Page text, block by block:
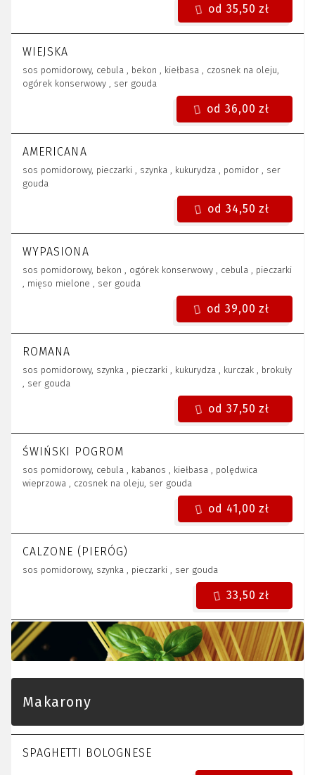
WIEJSKA
sos pomidorowy, cebula , bekon , kiełbasa , czosnek na oleju,
ogórek konserwowy , ser gouda
AMERICANA
sos pomidorowy, pieczarki , szynka , kukurydza , pomidor , ser
gouda
WYPASIONA
sos pomidorowy, bekon , ogórek konserwowy , cebula , pieczarki
, mięso mielone , ser gouda
ROMANA
sos pomidorowy, szynka , pieczarki , kukurydza , kurczak , brokuły
, ser gouda
ŚWIŃSKI POGROM
sos pomidorowy, cebula , kabanos , kiełbasa , polędwica
wieprzowa , czosnek na oleju, ser gouda
CALZONE (PIERÓG)
sos pomidorowy, szynka , pieczarki , ser gouda
Makarony
SPAGHETTI BOLOGNESE